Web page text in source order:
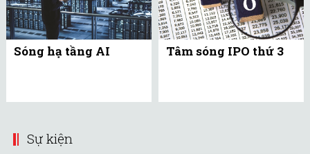
Sóng hạ tầng AI Tâm sóng IPO thứ 3
Sự kiện